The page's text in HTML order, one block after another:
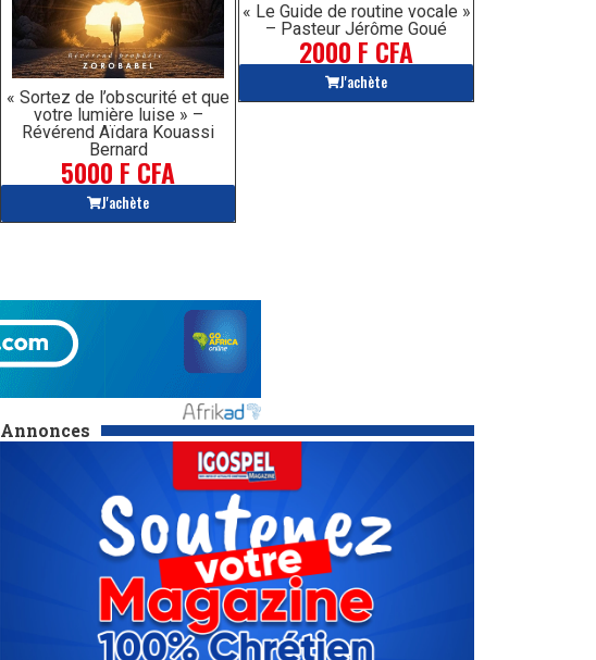
« Sortez de l’obscurité et que
votre lumière luise » –
Révérend Aïdara Kouassi
Bernard
5000 F CFA
J'achète
« Le Guide de routine vocale »
– Pasteur Jérôme Goué
2000 F CFA
J'achète
Annonces